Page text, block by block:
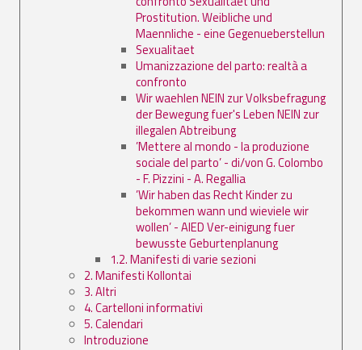
Prostitution. Weibliche und
Maennliche - eine Gegenueberstellun
Sexualitaet
Umanizzazione del parto: realtà a
confronto
Wir waehlen NEIN zur Volksbefragung
der Bewegung fuer's Leben NEIN zur
illegalen Abtreibung
’Mettere al mondo - la produzione
sociale del parto’ - di/von G. Colombo
- F. Pizzini - A. Regallia
’Wir haben das Recht Kinder zu
bekommen wann und wieviele wir
wollen’ - AIED Ver-einigung fuer
bewusste Geburtenplanung
1.2. Manifesti di varie sezioni
2. Manifesti Kollontai
3. Altri
4. Cartelloni informativi
5. Calendari
Introduzione